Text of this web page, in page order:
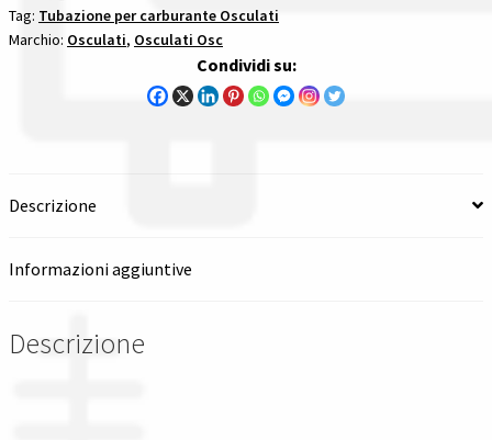
Spedizioni in europa
ed
innesti
Tag: Tubazione per carburante Osculati
Marchio: Osculati, Osculati Osc
Condividi su:
Descrizione
Informazioni aggiuntive
Descrizione